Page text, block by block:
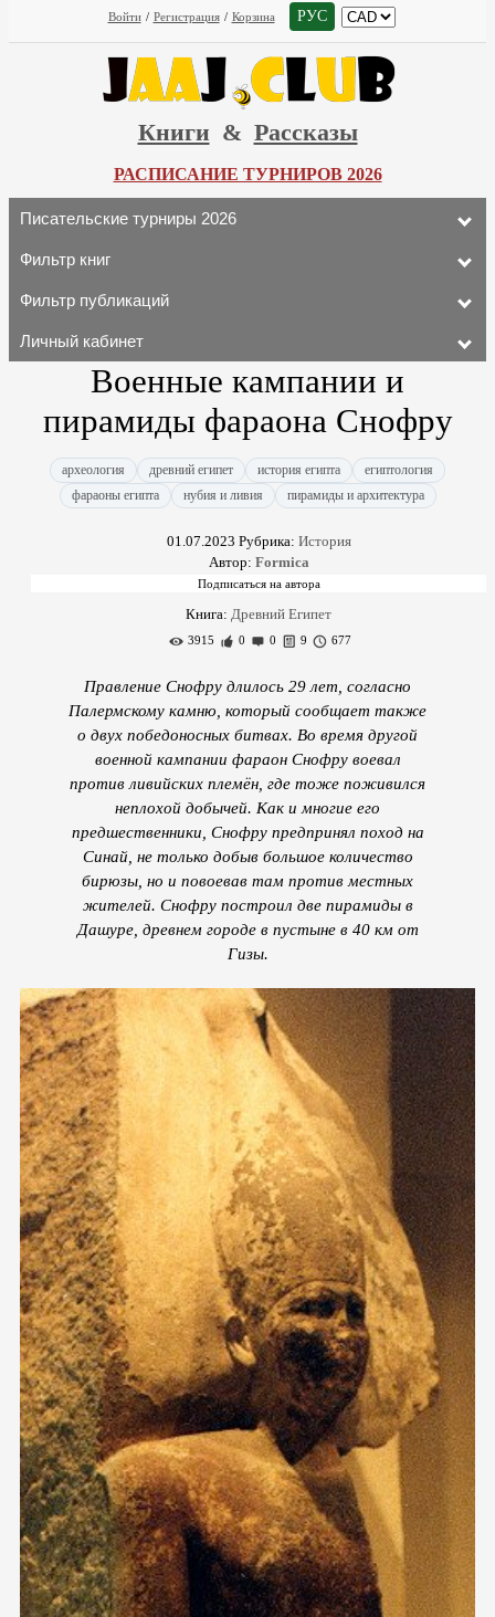
Войти / Регистрация / Корзина РУС
Книги & Рассказы
РАСПИСАНИЕ ТУРНИРОВ 2026
Писательские турниры 2026
Фильтр книг
Фильтр публикаций
Личный кабинет
Военные кампании и
пирамиды фараона Снофру
археология древний египет история египта
египтология
фараоны египта
нубия и ливия пирамиды и архитектура
01.07.2023 Рубрика: История
Автор: Formica
Книга: Древний Египет
3915 0 0 9 677
Правление Снофру длилось 29 лет, согласно
Палермскому камню, который сообщает также
о двух победоносных битвах. Во время другой
военной кампании фараон Снофру воевал
против ливийских племён, где тоже поживился
неплохой добычей. Как и многие его
предшественники, Снофру предпринял поход на
Синай, не только добыв большое количество
бирюзы, но и повоевав там против местных
жителей. Снофру построил две пирамиды в
Дашуре, древнем городе в пустыне в 40 км от
Гизы.